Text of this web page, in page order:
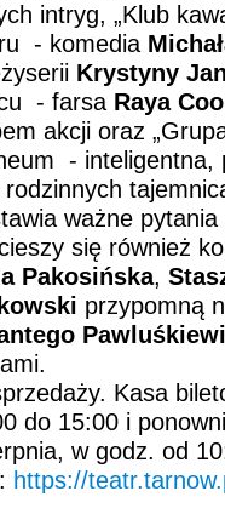
intryg, „Klub
- komedia
Krystyny
- farsa Raya
akcji oraz
- inteligentna,
rodzinnych
ważne pytania
się również
Pakosińska,
przypomną
Kasa
do 15:00 i
w godz. od
https://